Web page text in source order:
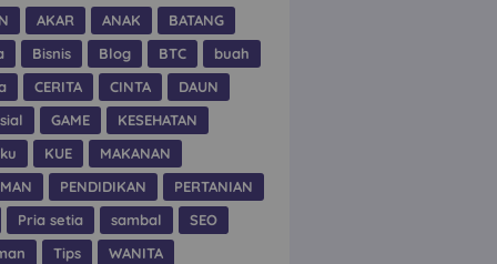
AKAR ANAK
BATANG
Bisnis Blog BTC
buah
CERITA CINTA
DAUN
GAME
KESEHATAN
KUE
MAKANAN
PENDIDIKAN
PERTANIAN
Pria setia sambal
SEO
Tips WANITA